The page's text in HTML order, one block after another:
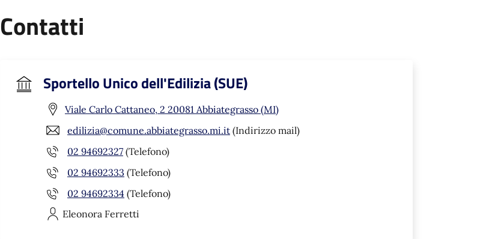
Contatti
Sportello Unico dell'Edilizia (SUE)
Viale Carlo Cattaneo, 2 20081 Abbiategrasso (MI)
edilizia@comune.abbiategrasso.mi.it (Indirizzo mail)
02 94692327 (Telefono)
02 94692333 (Telefono)
02 94692334 (Telefono)
Eleonora Ferretti